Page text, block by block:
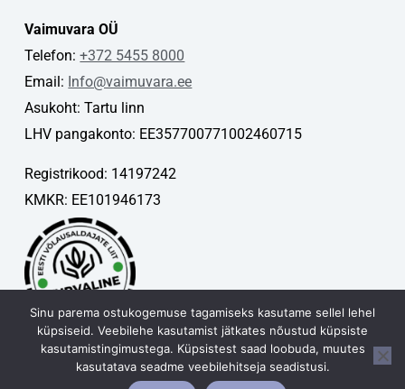
Vaimuvara OÜ
Telefon:+372 5455 8000
Email: Info@vaimuvara.ee
Asukoht: Tartu linn
LHV pangakonto: EE357700771002460715
Registrikood: 14197242
KMKR: EE101946173
Vaimuvara OÜ © 2026
Sinu parema ostukogemuse tagamiseks kasutame sellel lehel
küpsiseid. Veebilehe kasutamist jätkates nõustud küpsiste
kasutamistingimustega. Küpsistest saad loobuda, muutes
kasutatava seadme veebilehitseja seadistusi.